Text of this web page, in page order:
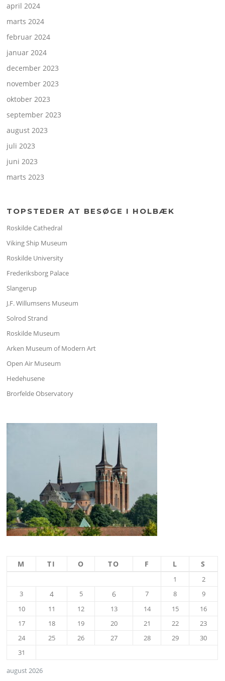
april 2024
marts 2024
februar 2024
januar 2024
december 2023
november 2023
oktober 2023
september 2023
august 2023
juli 2023
juni 2023
marts 2023
TOPSTEDER AT BESØGE I HOLBÆK
Roskilde Cathedral
Viking Ship Museum
Roskilde University
Frederiksborg Palace
Slangerup
J.F. Willumsens Museum
Solrod Strand
Roskilde Museum
Arken Museum of Modern Art
Open Air Museum
Hedehusene
Brorfelde Observatory
august 2026
M TI O TO F L S
1
2
3
4 5 6 7 8
9
10
11 12 13 14 15
16
17
18 19 20 21 22
23
24
25 26 27 28 29
30
31